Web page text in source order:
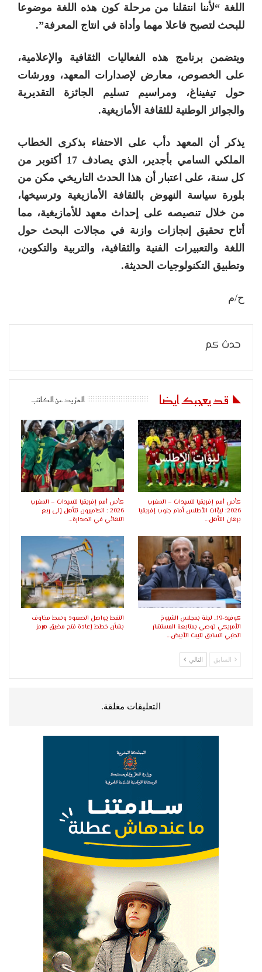
اللغة “لأننا انتقلنا من مرحلة كون هذه اللغة موضوعا
للبحث لتصبح فاعلا مهما وأداة في انتاج المعرفة”.
ويتضمن برنامج هذه الفعاليات الثقافية والإعلامية،
على الخصوص، معارض لإصدارات المعهد، وورشات
حول تيفيناغ، ومراسيم تسليم الجائزة التقديرية
والجوائز الوطنية للثقافة الأمازيغية.
يذكر أن المعهد دأب على الاحتفاء بذکری الخطاب
الملكي السامي بأجدير، الذي يصادف 17 أكتوبر من
كل سنة، على اعتبار أن هذا الحدث التاريخي مكن من
بلورة سياسة النهوض بالثقافة الأمازيغية وترسيخها،
من خلال تنصيصه على إحداث معهد للأمازيغية، مما
أتاح تحقيق إنجازات وازنة في مجالات البحث حول
اللغة والتعبيرات الفنية والثقافية، والتربية والتكوين،
وتطبيق التكنولوجيات الحديثة.
ح/م
حدث كم
قد يعجبك ايضا المزيد عن الكاتب
كأس أمم إفريقيا للسيدات – المغرب
2026: لبؤات الأطلس أمام جنوب إفريقيا
برهان التأهل…
كأس أمم إفريقيا للسيدات – المغرب
2026 : الكاميرون تتأهل إلى ربع
النهائي في الصدارة…
كوفيد-19.. لجنة بمجلس الشيوخ
الأمريكي توصي بمتابعة المستشار
الطبي السابق للبيت الأبيض…
النفط يواصل الصعود وسط مخاوف
بشأن خطط إعادة فتح مضيق هرمز
السابق التالي
التعليقات مغلقة.